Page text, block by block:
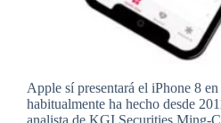
Apple sí presentará el iPhone 8
habitualmente ha hecho desde
analista de KGI Securities Ming-